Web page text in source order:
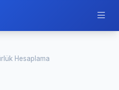
Hesaplama